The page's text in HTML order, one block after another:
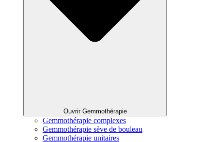
Ouvrir Gemmothérapie
Gemmothérapie complexes
Gemmothérapie sève de bouleau
Gemmothérapie unitaires